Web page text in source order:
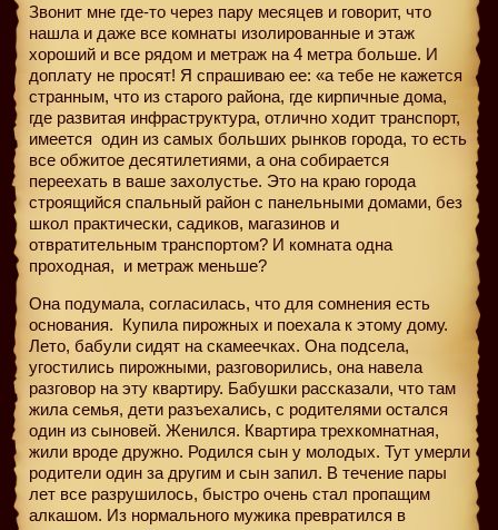
Звонит мне где-то через пару месяцев и говорит, что
нашла и даже все комнаты изолированные и этаж
хороший и все рядом и метраж на 4 метра больше. И
доплату не просят! Я спрашиваю ее: «а тебе не кажется
странным, что из старого района, где кирпичные дома,
где развитая инфраструктура, отлично ходит транспорт,
имеется один из самых больших рынков города, то есть
все обжитое десятилетиями, а она собирается
переехать в ваше захолустье. Это на краю города
строящийся спальный район с панельными домами, без
школ практически, садиков, магазинов и
отвратительным транспортом? И комната одна
проходная, и метраж меньше?
Она подумала, согласилась, что для сомнения есть
основания. Купила пирожных и поехала к этому дому.
Лето, бабули сидят на скамеечках. Она подсела,
угостились пирожными, разговорились, она навела
разговор на эту квартиру. Бабушки рассказали, что там
жила семья, дети разъехались, с родителями остался
один из сыновей. Женился. Квартира трехкомнатная,
жили вроде дружно. Родился сын у молодых. Тут умерли
родители один за другим и сын запил. В течение пары
лет все разрушилось, быстро очень стал пропащим
алкашом. Из нормального мужика превратился в